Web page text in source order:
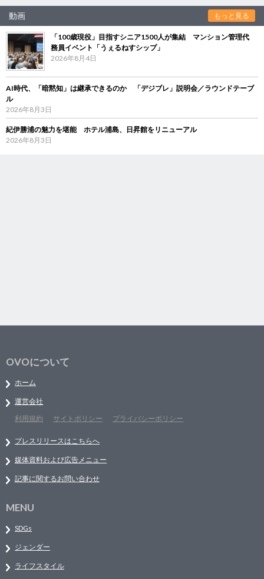
動画 もっと見る
「100歳現役」目指すシニア1500人が集結 マンション管理代
務員イベント「うぇるねすシップ」
2026年8月4日
AI時代、「暗黙知」は継承できるのか 「デジブレ」説明会／ラウンドテーブ
ル
2026年8月3日
紀伊勝浦の魅力を堪能 ホテル浦島、日昇館をリニューアル
2026年8月3日
OVOについて
ホーム
運営会社
利用規約
サイトポリシー プライバシーポリシー
プレスリリースはこちらへ
媒体資料および広告メニュー
記事に関するお問い合わせ
MENU
SDGs
ジェンダー
ライフスタイル